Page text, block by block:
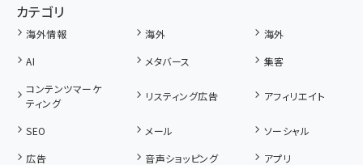
カテゴリ
海外情報 海外
海外
AI
メタバース
集客
コンテンツマーケ
ティング
リスティング広告 アフィリエイト
SEO メール
ソーシャル
広告
音声ショッピング アプリ